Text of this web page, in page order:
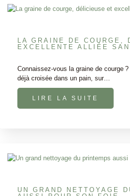
LA GRAINE DE COURGE,
EXCELLENTE ALLIÉE
Connaissez-vous la graine de courge
déjà croisée dans un pain, sur…
LIRE LA SUITE
UN GRAND NETTOYAGE